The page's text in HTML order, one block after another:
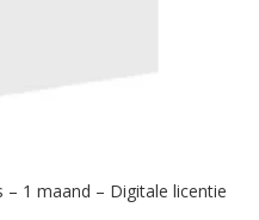
– 1 maand – Digitale licentie